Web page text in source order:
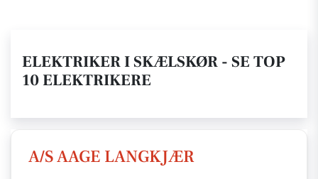
ELEKTRIKER I SKÆLSKØR - SE TOP
10 ELEKTRIKERE
A/S AAGE LANGKJÆR